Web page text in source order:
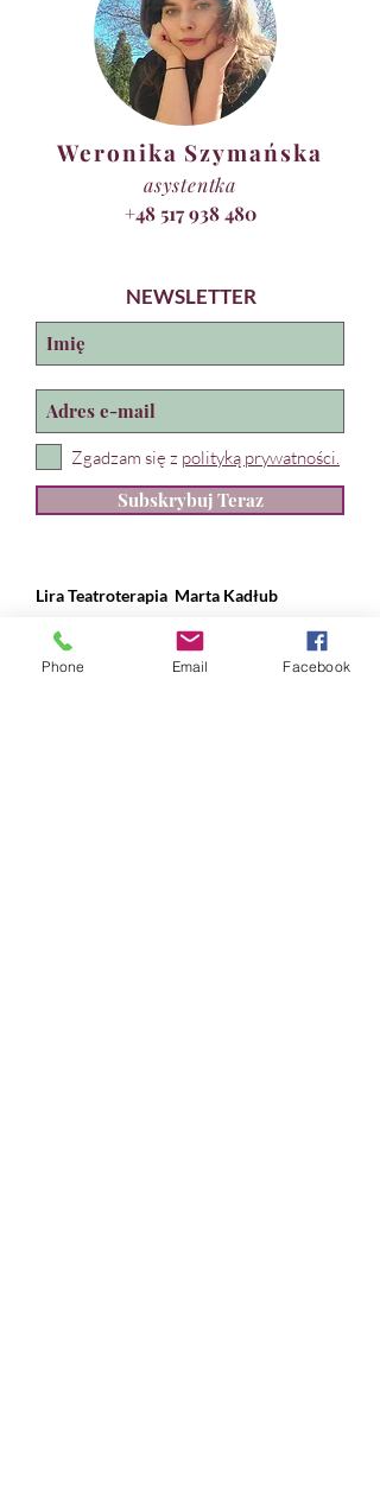
Weronika Szymańska
asystentka
+48 517 938 480
NEWSLETTER
Zgadzam się z polityką prywatności.
Subskrybuj Teraz
Lira Teatroterapia Marta Kadłub
ul. Władysława IV 28, Gdynia
Phone Email Facebook